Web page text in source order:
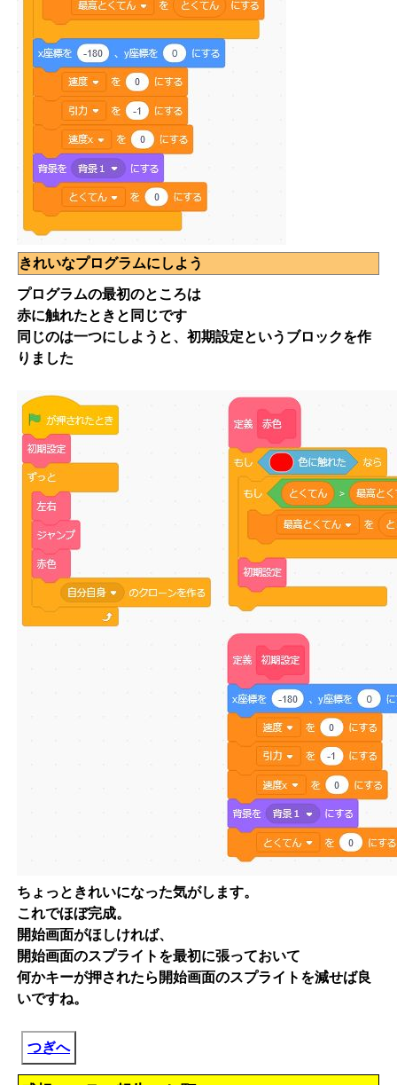
きれいなプログラムにしよう
プログラムの最初のところは
赤に触れたときと同じです
同じのは一つにしようと、初期設定というブロックを作
りました
ちょっときれいになった気がします。
これでほぼ完成。
開始画面がほしければ、
開始画面のスプライトを最初に張っておいて
何かキーが押されたら開始画面のスプライトを減せば良
いですね。
つぎへ